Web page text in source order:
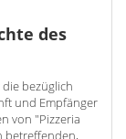
des
bezüglich
und Empfänger
von "Pizzeria
betreffenden,